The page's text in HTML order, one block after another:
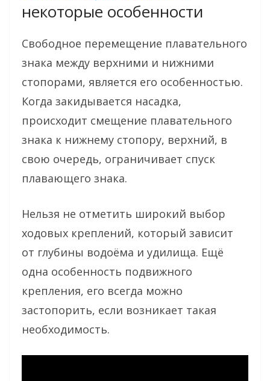
некоторые особенности
Свободное перемещение плавательного
знака между верхними и нижними
стопорами, является его особенностью.
Когда закидывается насадка,
происходит смещение плавательного
знака к нижнему стопору, верхний, в
свою очередь, ограничивает спуск
плавающего знака.
Нельзя не отметить широкий выбор
ходовых креплений, который зависит
от глубины водоёма и удилища. Ещё
одна особенность подвижного
крепления, его всегда можно
застопорить, если возникает такая
необходимость.